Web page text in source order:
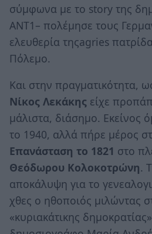
σύμφωνα με το story της
ΑΝΤ1– πολέμησε τους
ελευθερία τηςagries
Πόλεμο.
Και στην πραγματικότητα,
Νίκος Λεκάκης είχε
μάλιστα, διάσημο. Εκείνος
το 1940, αλλά πήρε μέρος
Επανάσταση το 1821 στο
Θεόδωρου Κολοκοτρώνη.
αποκάλυψη για το
χθες ο ηθοποιός μιλώντας
«κυριακάτικης